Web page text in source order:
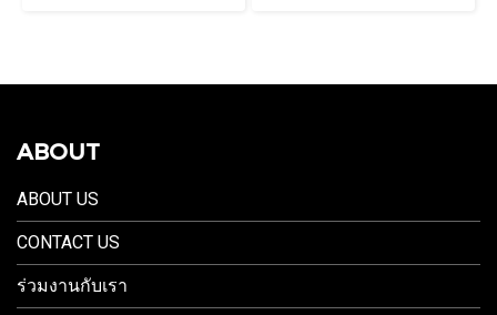
ABOUT
ABOUT US
CONTACT US
ร่วมงานกับเรา